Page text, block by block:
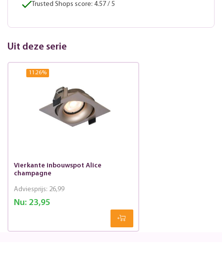
Trusted Shops score: 4.57 / 5
Uit deze serie
11.26%
Vierkante inbouwspot Alice
champagne
Nu:23,95
Adviesprijs: 26,99